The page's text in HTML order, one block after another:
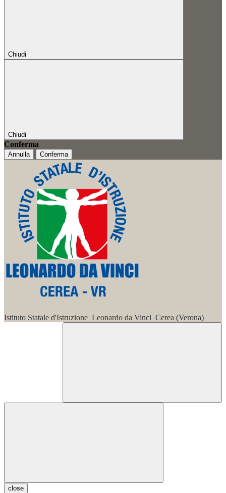
Chiudi
Chiudi
Conferma
Annulla Conferma
Istituto Statale d'Istruzione Leonardo da Vinci Cerea (Verona)
close